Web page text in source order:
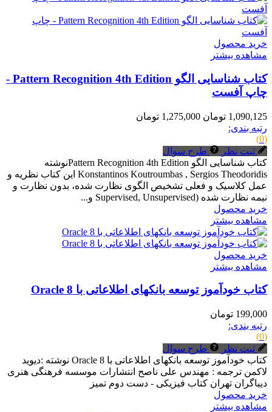
خرید محصول
مشاهده بیشتر
کتاب شناسایی الگو Pattern Recognition 4th Edition -
چاپ آفست
1,090,125 تومان
1,275,000 تومان
رتبه بندی:
(0)
ثبت نظر
طرح سوال
کتاب شناسایی الگو Pattern Recognition 4th Editionنوشته
Konstantinos Koutroumbas , Sergios Theodoridis این کتاب نظریه و
عمل کلاسیک و فعلی تشخیص الگوی نظارت شده، بدون نظارت و
نیمه نظارت شده (Supervised, Unsupervised و...
خرید محصول
مشاهده بیشتر
خرید محصول
مشاهده بیشتر
کتاب خودآموز توسعه بانکهای اطلاعاتی با Oracle 8
199,000 تومان
رتبه بندی:
(0)
ثبت نظر
طرح سوال
کتاب خودآموز توسعه بانکهای اطلاعاتی با Oracle 8 نوشته :دیوید
لاکمن ترجمه : مهندس علی ناصح انتشارات موسسه فرهنگی هنری
دیباگران تهران کتاب فیزیکی - دست دوم تمیز
خرید محصول
مشاهده بیشتر